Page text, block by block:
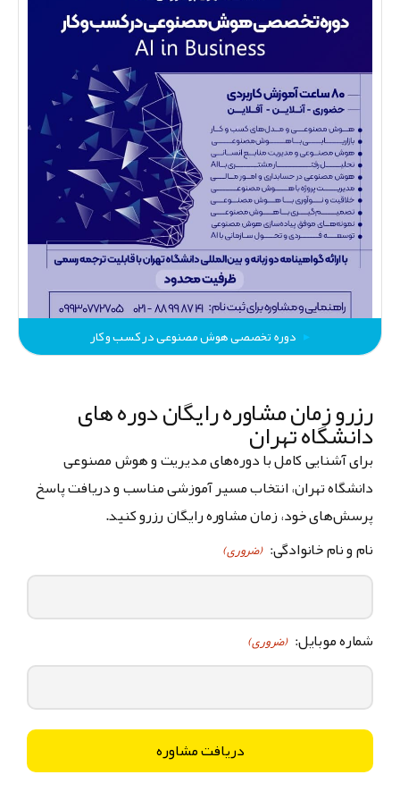
دوره تخصصی هوش مصنوعی در کسب و کار
رزرو زمان مشاوره رایگان دوره های
دانشگاه تهران
برای آشنایی کامل با دوره‌های مدیریت و هوش مصنوعی
دانشگاه تهران، انتخاب مسیر آموزشی مناسب و دریافت پاسخ
پرسش‌های خود، زمان مشاوره رایگان رزرو کنید.
نام و نام خانوادگی: (ضروری)
شماره موبایل: (ضروری)